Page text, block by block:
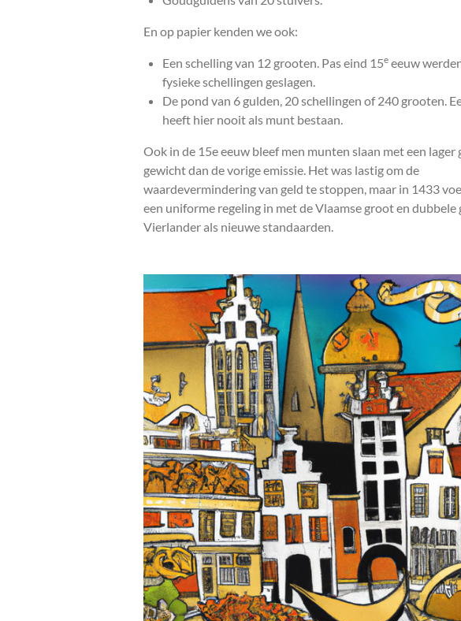
En op papier kenden we ook:
Een schelling van 12 grooten. Pas eind 15e eeuw
fysieke schellingen geslagen.
De pond van 6 gulden, 20 schellingen of 240 grooten.
heeft hier nooit als munt bestaan.
Ook in de 15e eeuw bleef men munten slaan met een lager
gewicht dan de vorige emissie. Het was lastig om de
waardevermindering van geld te stoppen, maar in 1433
een uniforme regeling in met de Vlaamse groot en dubbele
Vierlander als nieuwe standaarden.